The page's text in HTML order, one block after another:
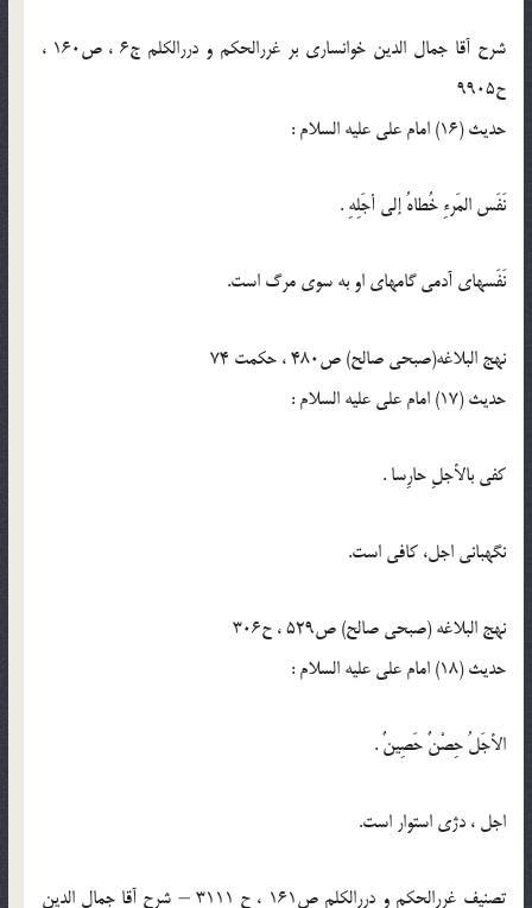
شرح آقا جمال الدین خوانساری بر غررالحکم و دررالکلم ج6 ، ص160 ،
ح9905
حدیث (16) امام على عليه السلام :
نَفَس المَرءِ خُطاهُ إلى أجَلِهِ .
نَفَسهاى آدمى گامهاى او به سوى مرگ است.
نهج البلاغه(صبحی صالح) ص480 ، حکمت 74
حدیث (17) امام على عليه السلام :
كفى بالأجلِ حارِسا .
نگهبانى اجل، كافى است.
نهج البلاغه (صبحی صالح) ص529 ، ح306
حدیث (18) امام على عليه السلام :
الأجَلُ حِصْنٌ حَصِينٌ .
اجل ، دژى استوار است.
تصنیف غررالحکم و دررالکلم ص161 ، ح 3111 – شرح آقا جمال الدین